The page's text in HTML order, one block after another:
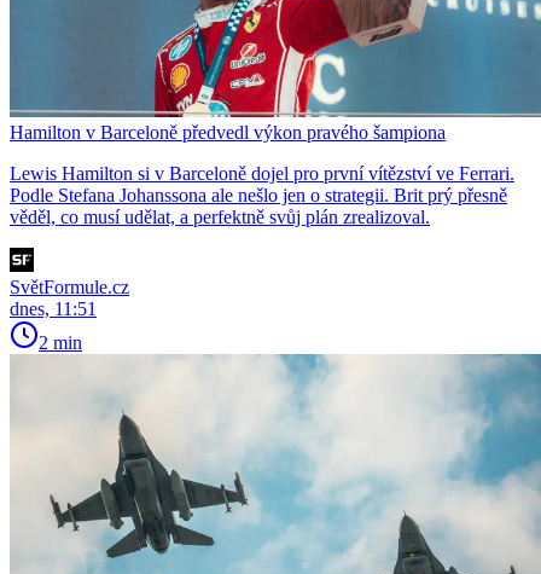
Hamilton v Barceloně předvedl výkon pravého šampiona
Lewis Hamilton si v Barceloně dojel pro první vítězství ve Ferrari.
Podle Stefana Johanssona ale nešlo jen o strategii. Brit prý přesně
věděl, co musí udělat, a perfektně svůj plán zrealizoval.
SvětFormule.cz
dnes, 11:51
2 min